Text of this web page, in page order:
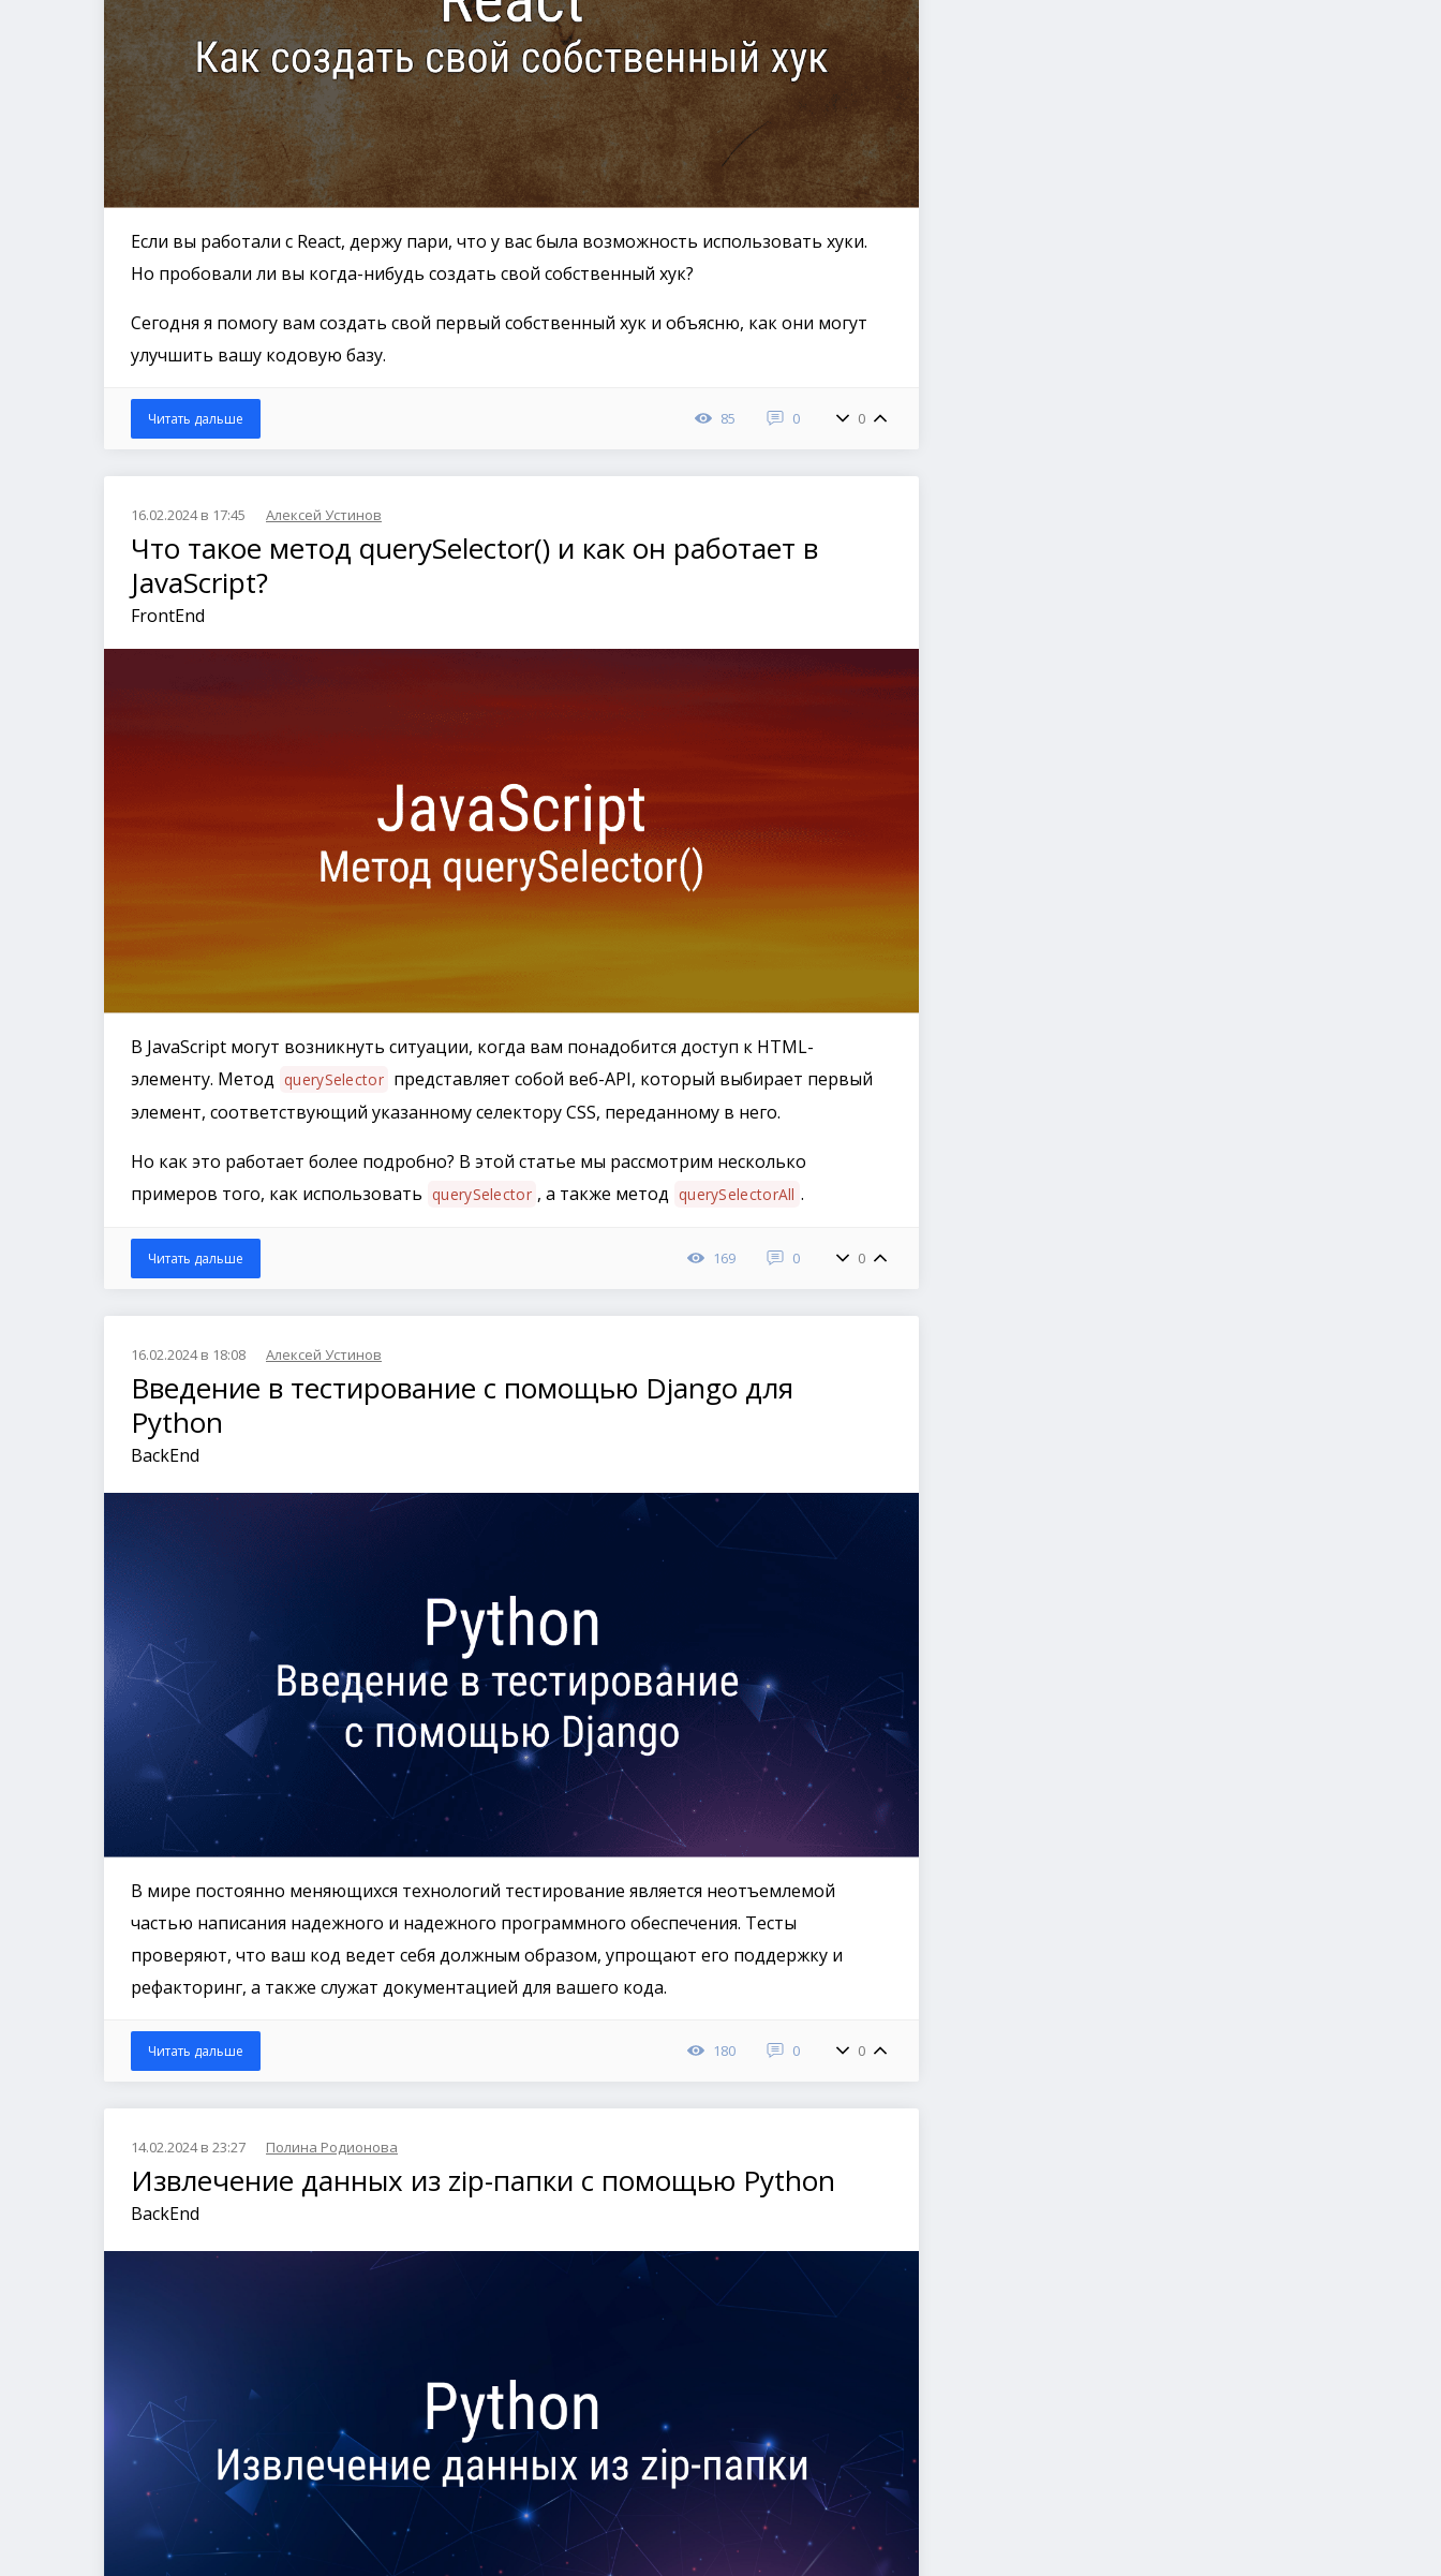
Если вы работали с React, держу пари, что у вас была возможность использовать хуки.
Но пробовали ли вы когда-нибудь создать свой собственный хук?
Сегодня я помогу вам создать свой первый собственный хук и объясню, как они могут
улучшить вашу кодовую базу.
85 0 0
Читать дальше
16.02.2024 в 17:45 Алексей Устинов
Что такое метод querySelector() и как он работает в
JavaScript?
FrontEnd
В JavaScript могут возникнуть ситуации, когда вам понадобится доступ к HTML-
элементу. Метод querySelector представляет собой веб-API, который выбирает первый
элемент, соответствующий указанному селектору CSS, переданному в него.
Но как это работает более подробно? В этой статье мы рассмотрим несколько
примеров того, как использовать querySelector , а также метод querySelectorAll .
169 0 0
Читать дальше
16.02.2024 в 18:08 Алексей Устинов
Введение в тестирование с помощью Django для
Python
BackEnd
В мире постоянно меняющихся технологий тестирование является неотъемлемой
частью написания надежного и надежного программного обеспечения. Тесты
проверяют, что ваш код ведет себя должным образом, упрощают его поддержку и
рефакторинг, а также служат документацией для вашего кода.
180 0 0
Читать дальше
14.02.2024 в 23:27 Полина Родионова
Извлечение данных из zip-папки с помощью Python
BackEnd